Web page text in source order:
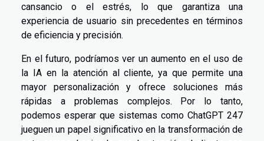
cansancio o el estrés, lo que garantiza una
experiencia de usuario sin precedentes en términos
de eficiencia y precisión.
En el futuro, podríamos ver un aumento en el uso de
la IA en la atención al cliente, ya que permite una
mayor personalización y ofrece soluciones más
rápidas a problemas complejos. Por lo tanto,
podemos esperar que sistemas como ChatGPT 247
jueguen un papel significativo en la transformación de